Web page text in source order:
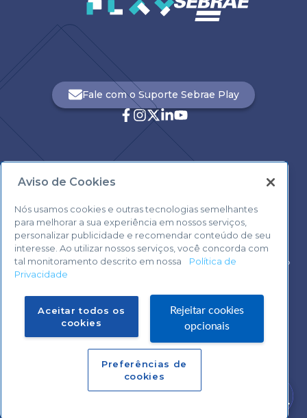
0800 570 0800
Fale com o Suporte Sebrae Play
Voltar ao topo
Central de Atendimento:
0800 570 0800
Aviso de Cookies
Nós usamos cookies e outras tecnologias semelhantes
para melhorar a sua experiência em nossos serviços,
personalizar publicidade e recomendar conteúdo de seu
interesse. Ao utilizar nossos serviços, você concorda com
tal monitoramento descrito em nossa
Política de
Privacidade
Aceitar todos os
cookies
Rejeitar cookies
opcionais
Preferências de
cookies